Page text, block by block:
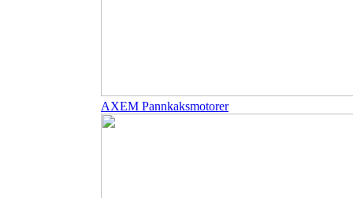
AXEM Pannkaksmotorer